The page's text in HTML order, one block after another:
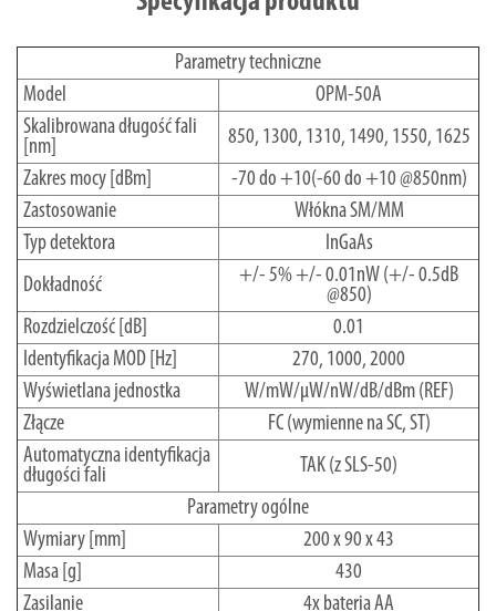
Parametry techniczne
Model
OPM-50A
Skalibrowana długość fali
[nm]
850, 1300, 1310, 1490, 1550, 1625
Zakres mocy [dBm]
-70 do +10(-60 do +10 @850nm)
Zastosowanie
Włókna SM/MM
Typ detektora
InGaAs
Dokładność
+/- 5% +/- 0.01nW (+/- 0.5dB
@850)
Rozdzielczość [dB]
0.01
Identyfikacja MOD [Hz]
270, 1000, 2000
Wyświetlana jednostka
W/mW/µW/nW/dB/dBm (REF)
Złącze
FC (wymienne na SC, ST)
Automatyczna identyfikacja
długości fali
TAK (z SLS-50)
Parametry ogólne
Wymiary [mm]
200 x 90 x 43
Masa [g]
430
Zasilanie
4x bateria AA